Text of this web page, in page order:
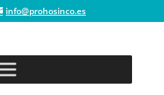
info@prohosinco.es